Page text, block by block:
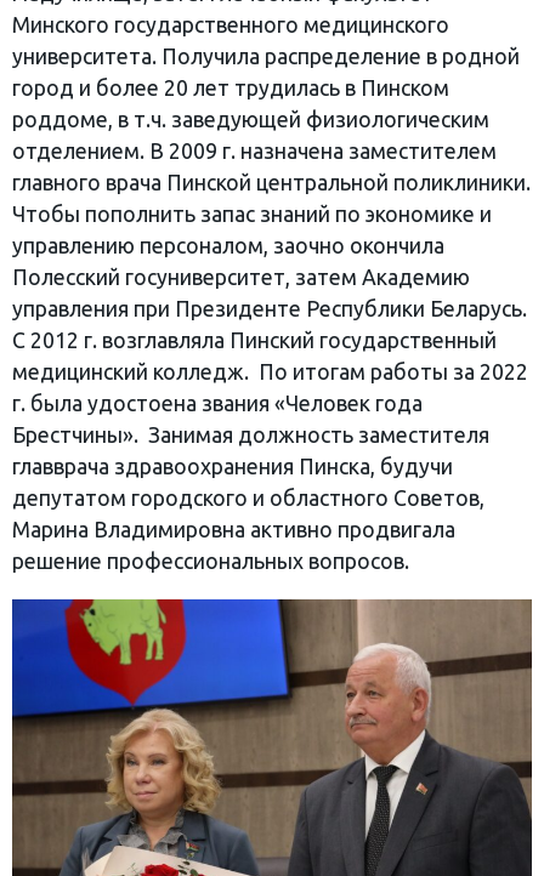
Минского государственного медицинского
университета. Получила распределение в родной
город и более 20 лет трудилась в Пинском
роддоме, в т.ч. заведующей физиологическим
отделением. В 2009 г. назначена заместите­лем
главного врача Пинской централь­ной поликлиники.
Чтобы пополнить запас зна­ний по экономике и
управлению пер­соналом, заочно окончила
Полесский госунивер­ситет, затем Академию
управ­ления при Президенте Республики Беларусь.
С 2012 г. возглавляла Пинский государ­ственный
медицинский колледж. По итогам работы за 2022
г. была удостоена звания «Человек года
Брестчины». Занимая должность заместителя
главврача здравоохранения Пинска, будучи
депутатом городского и областного Советов,
Марина Владимировна активно продвигала
решение профессиональных вопросов.